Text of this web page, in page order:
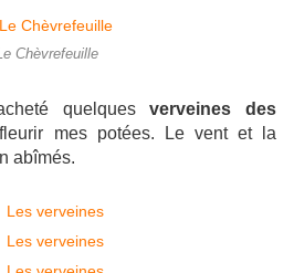
Chèvrefeuille
quelquesverveines des
mes potées. Le vent et la
abîmés.